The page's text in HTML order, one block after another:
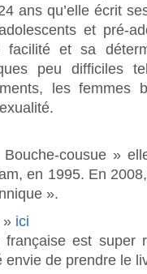
ans qu’elle écrit
et pré-
et sa
peu difficiles
les femmes
cousue »
en 1995. En
».
» ici
est super
envie de prendre le